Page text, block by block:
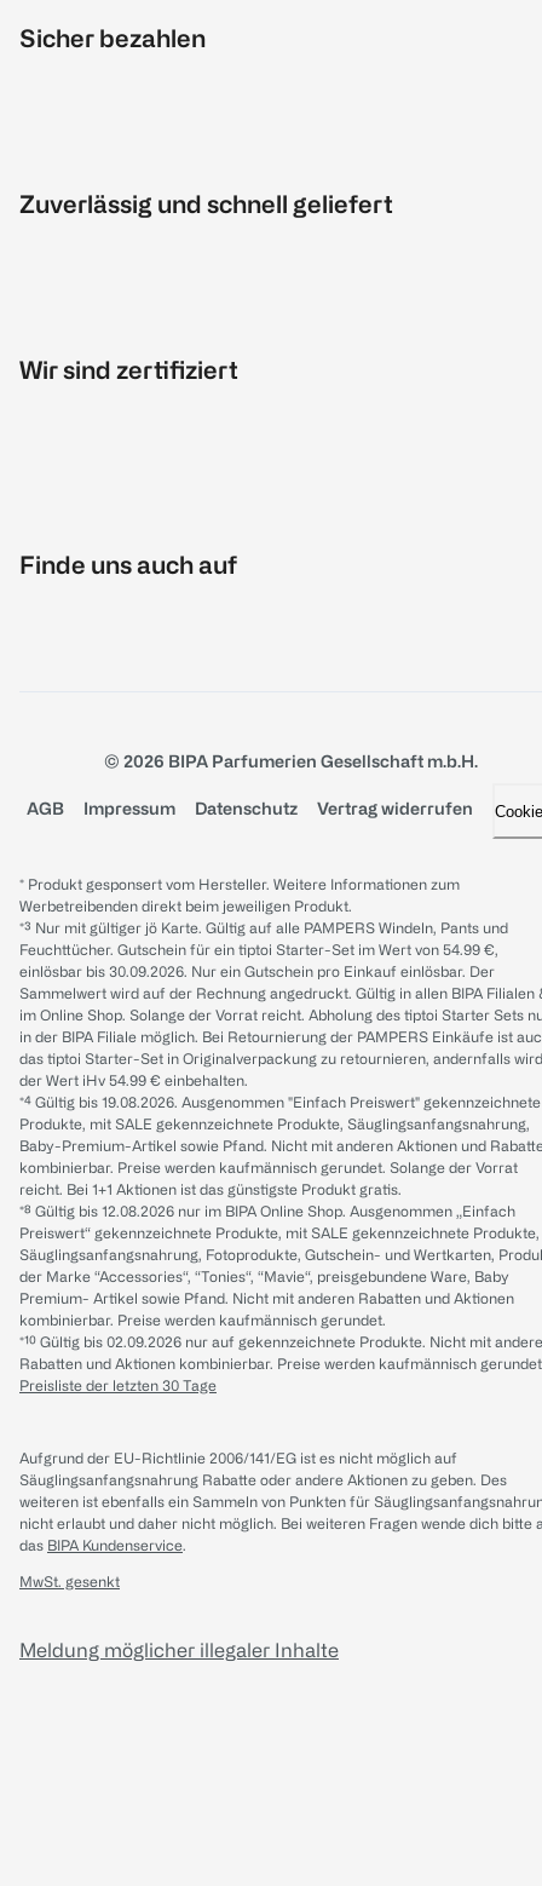
Sicher bezahlen
Zuverlässig und schnell geliefert
Wir sind zertifiziert
Finde uns auch auf
© 2026 BIPA Parfumerien Gesellschaft m.b.H.
AGB Impressum Datenschutz Vertrag widerrufen
* Produkt gesponsert vom Hersteller. Weitere Informationen zum
Werbetreibenden direkt beim jeweiligen Produkt.
*³ Nur mit gültiger jö Karte. Gültig auf alle PAMPERS Windeln, Pants und
Feuchttücher. Gutschein für ein tiptoi Starter-Set im Wert von 54.99 €,
einlösbar bis 30.09.2026. Nur ein Gutschein pro Einkauf einlösbar. Der
Sammelwert wird auf der Rechnung angedruckt. Gültig in allen BIPA Filialen
im Online Shop. Solange der Vorrat reicht. Abholung des tiptoi Starter Sets
in der BIPA Filiale möglich. Bei Retournierung der PAMPERS Einkäufe ist
das tiptoi Starter-Set in Originalverpackung zu retournieren, andernfalls wird
der Wert iHv 54.99 € einbehalten.
*⁴ Gültig bis 19.08.2026. Ausgenommen "Einfach Preiswert" gekennzeichnete
Produkte, mit SALE gekennzeichnete Produkte, Säuglingsanfangsnahrung,
Baby-Premium-Artikel sowie Pfand. Nicht mit anderen Aktionen und
kombinierbar. Preise werden kaufmännisch gerundet. Solange der Vorrat
reicht. Bei 1+1 Aktionen ist das günstigste Produkt gratis.
*⁸ Gültig bis 12.08.2026 nur im BIPA Online Shop. Ausgenommen „Einfach
Preiswert“ gekennzeichnete Produkte, mit SALE gekennzeichnete Produkte,
Säuglingsanfangsnahrung, Fotoprodukte, Gutschein- und Wertkarten,
der Marke “Accessories“, “Tonies“, “Mavie“, preisgebundene Ware, Baby
Premium- Artikel sowie Pfand. Nicht mit anderen Rabatten und Aktionen
kombinierbar. Preise werden kaufmännisch gerundet.
*¹⁰ Gültig bis 02.09.2026 nur auf gekennzeichnete Produkte. Nicht mit
Rabatten und Aktionen kombinierbar. Preise werden kaufmännisch
Preisliste der letzten 30 Tage
Aufgrund der EU-Richtlinie 2006/141/EG ist es nicht möglich auf
Säuglingsanfangsnahrung Rabatte oder andere Aktionen zu geben. Des
weiteren ist ebenfalls ein Sammeln von Punkten für
nicht erlaubt und daher nicht möglich. Bei weiteren Fragen wende dich bitte
das BIPA Kundenservice.
MwSt. gesenkt
Meldung möglicher illegaler Inhalte